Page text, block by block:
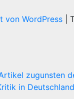
von WordPress
zugunsten
in Deutschland